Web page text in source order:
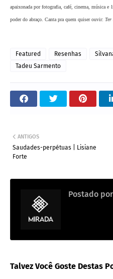
apaixonada por fotografia, café, cinema, música e
poder do abraço. Canta pra quem quiser ouvir: Ter
Featured Resenhas
Tadeu Sarmento
ANTIGOS
Saudades-perpétuas | Lisiane
Forte
Postado por
Talvez Você Goste Destas